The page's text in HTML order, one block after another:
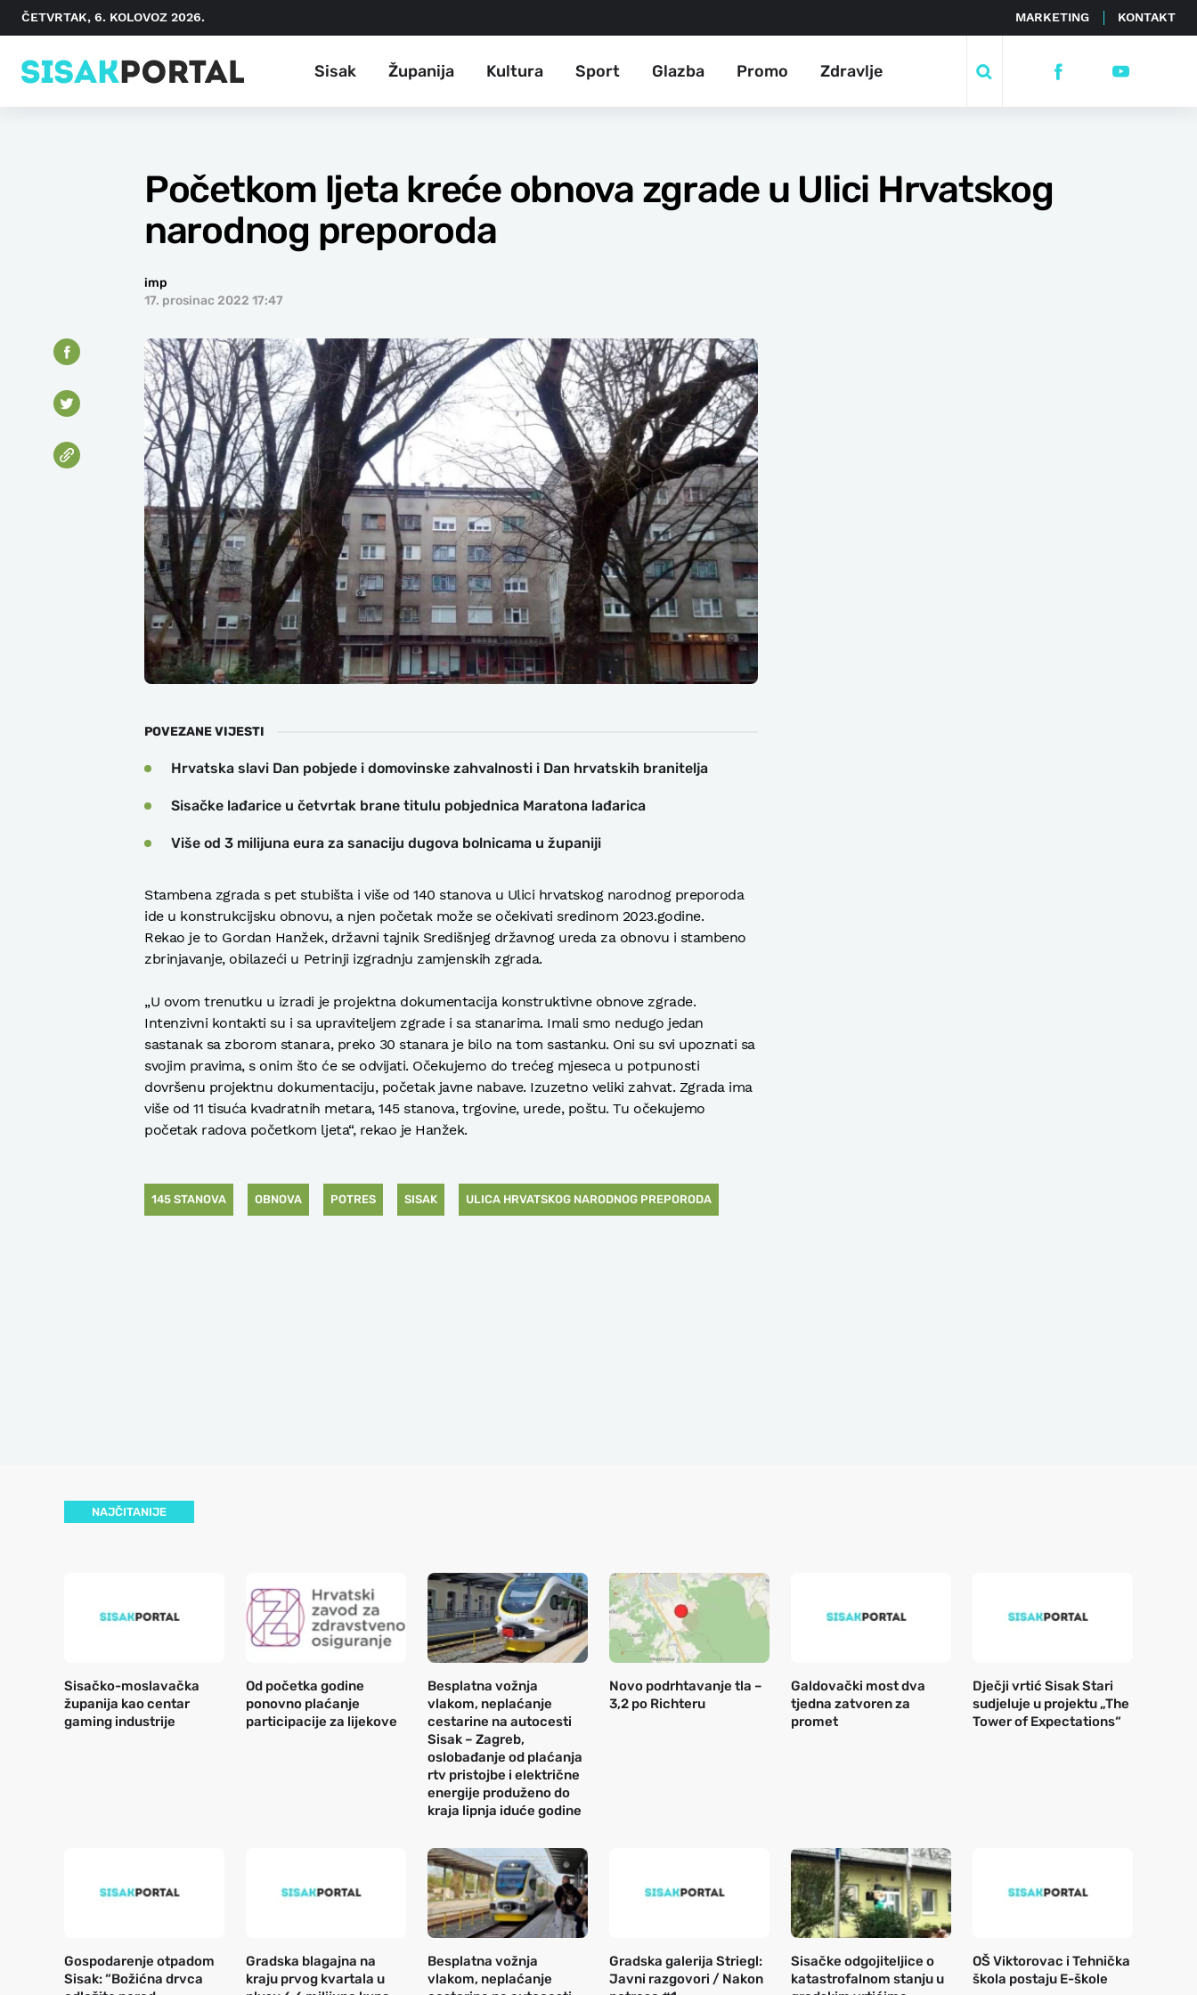
ČETVRTAK, 6. KOLOVOZ 2026. MARKETING KONTAKT
Sisak Županija Kultura Sport Glazba Promo Zdravlje
Početkom ljeta kreće obnova zgrade u Ulici Hrvatskog
narodnog preporoda
imp
17. prosinac 2022 17:47
POVEZANE VIJESTI
Hrvatska slavi Dan pobjede i domovinske zahvalnosti i Dan hrvatskih branitelja
Sisačke lađarice u četvrtak brane titulu pobjednica Maratona lađarica
Više od 3 milijuna eura za sanaciju dugova bolnicama u županiji
Stambena zgrada s pet stubišta i više od 140 stanova u Ulici hrvatskog narodnog preporoda
ide u konstrukcijsku obnovu, a njen početak može se očekivati sredinom 2023.godine.
Rekao je to Gordan Hanžek, državni tajnik Središnjeg državnog ureda za obnovu i stambeno
zbrinjavanje, obilazeći u Petrinji izgradnju zamjenskih zgrada.
„U ovom trenutku u izradi je projektna dokumentacija konstruktivne obnove zgrade.
Intenzivni kontakti su i sa upraviteljem zgrade i sa stanarima. Imali smo nedugo jedan
sastanak sa zborom stanara, preko 30 stanara je bilo na tom sastanku. Oni su svi upoznati sa
svojim pravima, s onim što će se odvijati. Očekujemo do trećeg mjeseca u potpunosti
dovršenu projektnu dokumentaciju, početak javne nabave. Izuzetno veliki zahvat. Zgrada ima
više od 11 tisuća kvadratnih metara, 145 stanova, trgovine, urede, poštu. Tu očekujemo
početak radova početkom ljeta“, rekao je Hanžek.
145 STANOVA OBNOVA POTRES SISAK ULICA HRVATSKOG NARODNOG PREPORODA
NAJČITANIJE
Sisačko-moslavačka
županija kao centar
gaming industrije
Od početka godine
ponovno plaćanje
participacije za lijekove
Besplatna vožnja
vlakom, neplaćanje
cestarine na autocesti
Sisak – Zagreb,
oslobađanje od plaćanja
rtv pristojbe i električne
energije produženo do
kraja lipnja iduće godine
Novo podrhtavanje tla –
3,2 po Richteru
Galdovački most dva
tjedna zatvoren za
promet
Dječji vrtić Sisak Stari
sudjeluje u projektu „The
Tower of Expectations“
Gospodarenje otpadom
Sisak: “Božićna drvca
Gradska blagajna na
kraju prvog kvartala u
Besplatna vožnja
vlakom, neplaćanje
Gradska galerija Striegl:
Javni razgovori / Nakon
Sisačke odgojiteljice o
katastrofalnom stanju u
OŠ Viktorovac i Tehnička
škola postaju E-škole